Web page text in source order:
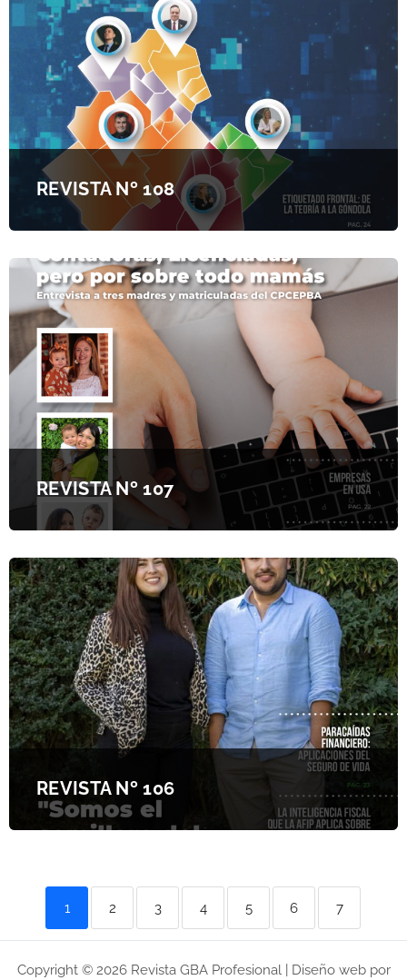
REVISTA Nº 108
REVISTA Nº 107
REVISTA Nº 106
1 2 3 4 5 6 7
Copyright © 2026 Revista GBA Profesional | Diseño web por